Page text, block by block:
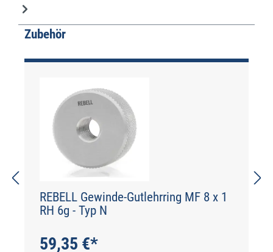
Produktgalerie überspringen
Zubehör
REBELL Gewinde-Gutlehrring MF 8 x 1
RH 6g - Typ N
59,35 €*